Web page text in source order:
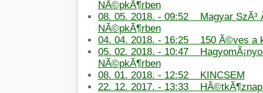
NÃ©pkÃ¶rben
08. 05. 2018. - 09:52 Magyar SzÃ³
NÃ©pkÃ¶rben
04. 04. 2018. - 16:25 150 Ã©ves a
05. 02. 2018. - 10:47
NÃ©pkÃ¶rben
08. 01. 2018. - 12:52 KINCSEM
22. 12. 2017. - 13:33 HÃ©tkÃ¶znapi